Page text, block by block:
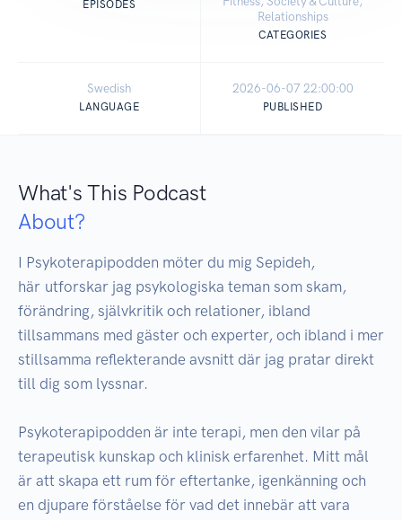
EPISODES
Relationships
CATEGORIES
Swedish
LANGUAGE
2026-06-07 22:00:00
PUBLISHED
What's This Podcast
About?
I Psykoterapipodden möter du mig Sepideh,
här utforskar jag psykologiska teman som skam,
förändring, självkritik och relationer, ibland
tillsammans med gäster och experter, och ibland i mer
stillsamma reflekterande avsnitt där jag pratar direkt
till dig som lyssnar.
Psykoterapipodden är inte terapi, men den vilar på
terapeutisk kunskap och klinisk erfarenhet. Mitt mål
är att skapa ett rum för eftertanke, igenkänning och
en djupare förståelse för vad det innebär att vara